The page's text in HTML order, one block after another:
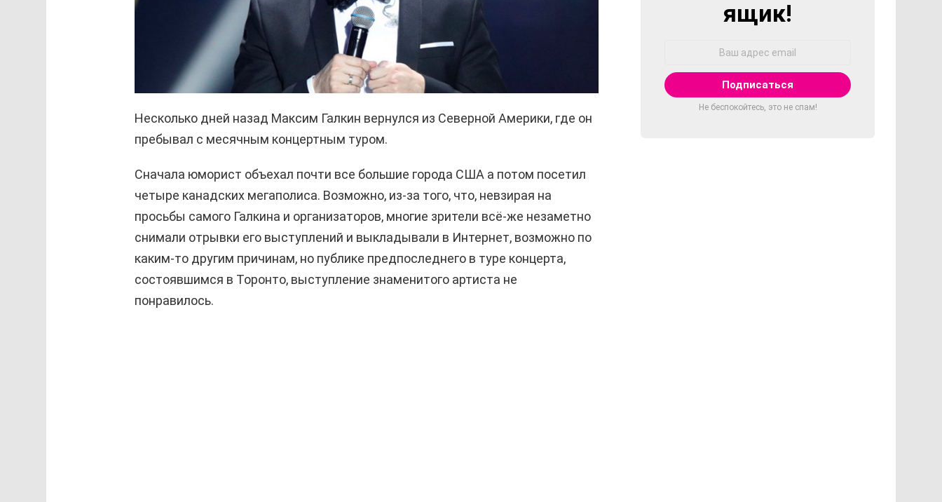
Несколько дней назад Максим Галкин вернулся из Северной Америки, где он
пребывал с месячным концертным туром.
Сначала юморист объехал почти все большие города США а потом посетил
четыре канадских мегаполиса. Возможно, из-за того, что, невзирая на
просьбы самого Галкина и организаторов, многие зрители всё-же незаметно
снимали отрывки его выступлений и выкладывали в Интернет, возможно по
каким-то другим причинам, но публике предпоследнего в туре концерта,
состоявшимся в Торонто, выступление знаменитого артиста не
понравилось.
ящик!
Не беспокойтесь, это не спам!